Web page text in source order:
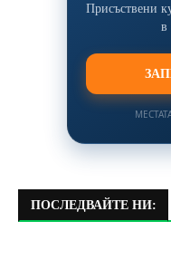
Присъствени
в
ПОСЛЕДВАЙТЕ НИ: